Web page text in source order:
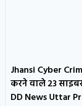
Jhansi Cyber
करने वाले 23
DD News Uttar